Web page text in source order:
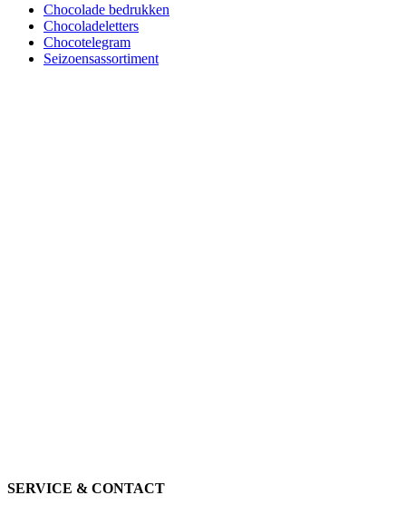
Chocolade bedrukken
Chocoladeletters
Chocotelegram
Seizoensassortiment
SERVICE & CONTACT